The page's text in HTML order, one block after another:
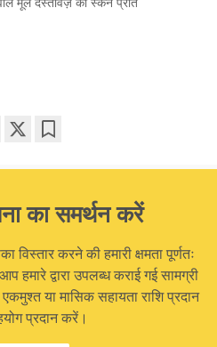
का समर्थन करें
करने की हमारी क्षमता पूर्णतः
हमारे द्वारा उपलब्ध कराई गई सामग्री
या मासिक सहायता राशि प्रदान
प्रदान करें।